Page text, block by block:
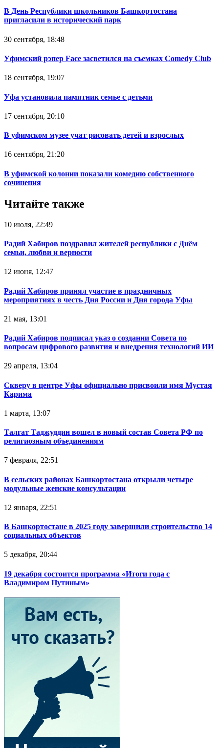
В День Республики школьников Башкортостана
пригласили в исторический парк
30 сентября, 18:48
Уфимский рэпер Face засветился на съемках Comedy Club
18 сентября, 19:07
Уфа установила памятник семье с детьми
17 сентября, 20:10
В уфимском музее учат рисовать детей и взрослых
16 сентября, 21:20
В уфимской колонии показали комедию собственного
сочинения
Читайте также
10 июля, 22:49
Радий Хабиров поздравил жителей республики с Днём
семьи, любви и верности
12 июня, 12:47
Радий Хабиров принял участие в праздничных
мероприятиях в честь Дня России и Дня города Уфы
21 мая, 13:01
Радий Хабиров подписал указ о создании Совета по
вопросам цифрового развития и внедрения технологий ИИ
29 апреля, 13:04
Скверу в центре Уфы официально присвоили имя Мустая
Карима
1 марта, 13:07
Талгат Таджуддин вошел в новый состав Совета РФ по
религиозным объединениям
7 февраля, 22:51
В сельских районах Башкортостана открыли четыре
модульные женские консультации
12 января, 22:51
В Башкортостане в 2025 году завершили строительство 14
социальных объектов
5 декабря, 20:44
19 декабря состоится программа «Итоги года с
Владимиром Путиным»